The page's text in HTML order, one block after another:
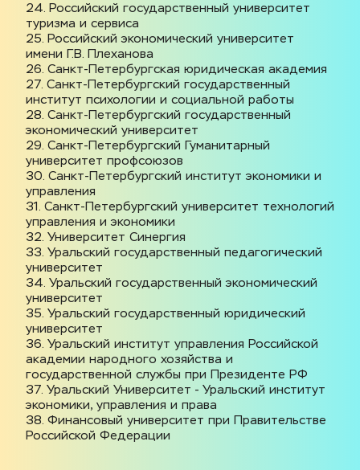
24. Российский государственный университет
туризма и сервиса
25. Российский экономический университет
имени Г.В. Плеханова
26. Санкт-Петербургская юридическая академия
27. Санкт-Петербургский государственный
институт психологии и социальной работы
28. Санкт-Петербургский государственный
экономический университет
29. Санкт-Петербургский Гуманитарный
университет профсоюзов
30. Санкт-Петербургский институт экономики и
управления
31. Санкт-Петербургский университет технологий
управления и экономики
32. Университет Синергия
33. Уральский государственный педагогический
университет
34. Уральский государственный экономический
университет
35. Уральский государственный юридический
университет
36. Уральский институт управления Российской
академии народного хозяйства и
государственной службы при Президенте РФ
37. Уральский Университет - Уральский институт
экономики, управления и права
38. Финансовый университет при Правительстве
Российской Федерации